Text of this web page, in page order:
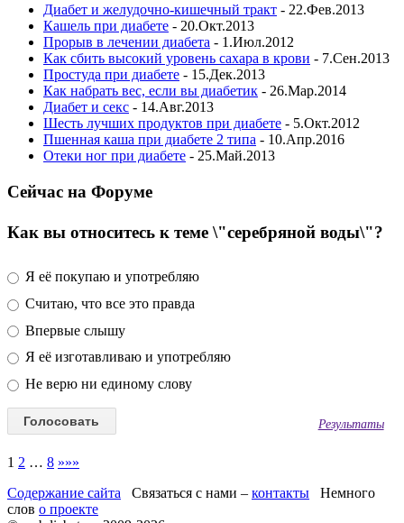
Диабет и желудочно-кишечный тракт - 22.Фев.2013
Кашель при диабете - 20.Окт.2013
Прорыв в лечении диабета - 1.Июл.2012
Как сбить высокий уровень сахара в крови - 7.Сен.2013
Простуда при диабете - 15.Дек.2013
Как набрать вес, если вы диабетик - 26.Мар.2014
Диабет и секс - 14.Авг.2013
Шесть лучших продуктов при диабете - 5.Окт.2012
Пшенная каша при диабете 2 типа - 10.Апр.2016
Отеки ног при диабете - 25.Май.2013
Сейчас на Форуме
Как вы относитесь к теме \"серебряной воды\"?
Я её покупаю и употребляю
Считаю, что все это правда
Впервые слышу
Я её изготавливаю и употребляю
Не верю ни единому слову
Результаты
1 2 … 8 »»»
Содержание сайта Связаться с нами – контакты Немного
слов о проекте